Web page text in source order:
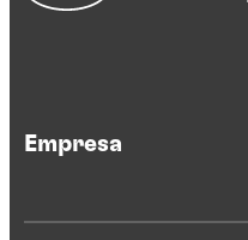
Empresa